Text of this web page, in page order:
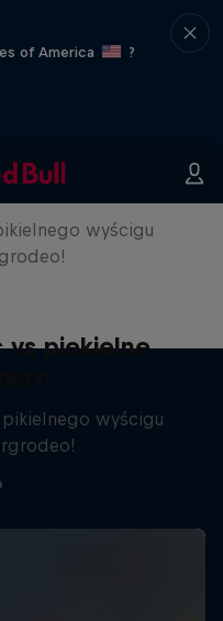
of America
?
piekielne
wyścigu
piekielne
wyścigu